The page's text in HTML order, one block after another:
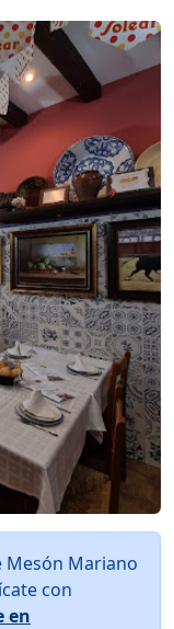
Mesón Mariano
con
en